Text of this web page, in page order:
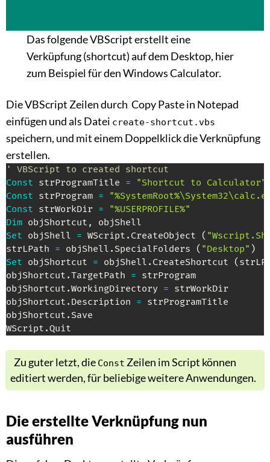
Das folgende VBScript erstellt eine
Verküpfung (shortcut) auf dem Desktop, hier
zum Beispiel für den Windows Calculator.
Die VBScript Zeilen durch CopyPaste in Notepad
einfügen und als Datei create-shortcut.vbs
speichern, und mit einem Doppelklick die Verknüpfung
erstellen.
' VBScript to created shortcut
Const strProgramTitle =
"Shortcut to Calculator"
Const strProgram =
Const strWorkDir =
"%USERPROFILE%"
Dim objShortcut ,
Set objShell = WScript . CreateObject (
strLPath = objShell . SpecialFolders ( "Desktop" )
Set objShortcut = objShell . CreateShortcut (
objShortcut .TargetPath = strProgram
objShortcut .WorkingDirectory = strWorkDir
objShortcut . Description = strProgramTitle
objShortcut . Save
WScript .Quit
Zu guter letzt, die Const Zeilen im Script können
editiert werden, für beliebige weitere Anwendungen.
Die erstellte Verknüpfung nun
ausführen